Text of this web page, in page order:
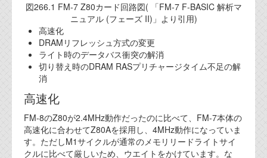
外部投稿記事
ブログテーマ
技術文書
ご希望の方は、お問い合わせページから
資料閲覧パスワードをお問い合わせ頂き
ログインをお願い致します。アカウント
機能安全用語集
図266.1 FM-7 Z80カード回路図( 「FM‐7 F‐BASIC 解析マ
ニュアル (フェーズ II)」より引用)
高速化
DRAMリフレッシュ方式の変更
ライト時のデータバス衝突の解消
切り替え時のDRAM RASプリチャージタイム不足の解
消
高速化
FM-8のZ80が2.4MHz動作だったのに比べて、FM-7本体の
高速化に合わせてZ80Aを採用し、4MHz動作になっていま
す。ただしM1サイクルが通常のメモリリードライトサイ
クルに比べて厳しいため、ウエイトをかけています。な